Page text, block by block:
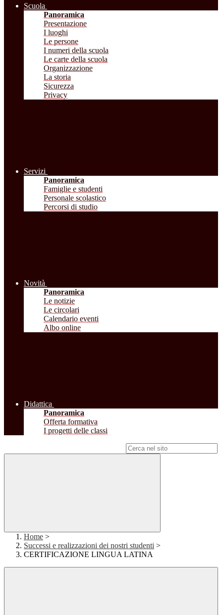
Scuola
Panoramica
Presentazione
I luoghi
Le persone
I numeri della scuola
Le carte della scuola
Organizzazione
La storia
Sicurezza
Privacy
Servizi
Panoramica
Famiglie e studenti
Personale scolastico
Percorsi di studio
Novità
Panoramica
Le notizie
Le circolari
Calendario eventi
Albo online
Didattica
Panoramica
Offerta formativa
I progetti delle classi
Home >
Successi e realizzazioni dei nostri studenti >
CERTIFICAZIONE LINGUA LATINA